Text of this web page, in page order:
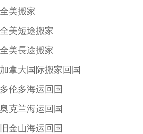
全美搬家
全美短途搬家
全美長途搬家
加拿大国际搬家回国
多伦多海运回国
奥克兰海运回国
旧金山海运回国